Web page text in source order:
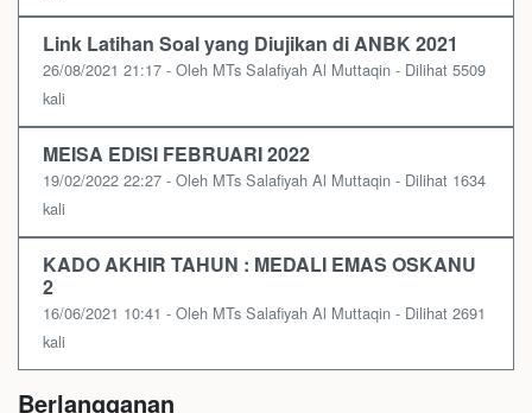
Link Latihan Soal yang Diujikan di ANBK 2021
26/08/2021 21:17 - Oleh MTs Salafiyah Al Muttaqin - Dilihat 5509
kali
MEISA EDISI FEBRUARI 2022
19/02/2022 22:27 - Oleh MTs Salafiyah Al Muttaqin - Dilihat 1634
kali
KADO AKHIR TAHUN : MEDALI EMAS OSKANU
2
16/06/2021 10:41 - Oleh MTs Salafiyah Al Muttaqin - Dilihat 2691
kali
Berlangganan